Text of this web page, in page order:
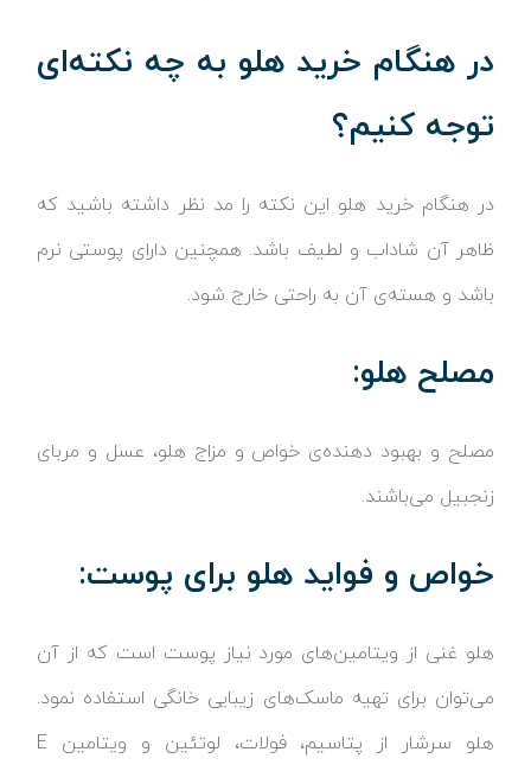
در هنگام خرید هلو به چه نکته‌ای
توجه کنیم؟
در هنگام خرید هلو این نکته را مد نظر داشته باشید که
ظاهر آن شاداب و لطیف باشد. همچنین دارای پوستی نرم
باشد و هسته‌ی آن به راحتی خارج شود.
مصلح هلو:
مصلح و بهبود دهنده‌ی خواص و مزاج هلو، عسل و مربای
زنجبیل می‌باشند.
خواص و فواید هلو برای پوست:
هلو غنی از ویتامین‌های مورد نیاز پوست است که از آن
می‌توان برای تهیه ماسک‌های زیبایی خانگی استفاده نمود.
هلو سرشار از پتاسیم، فولات، لوتئین و ویتامین E